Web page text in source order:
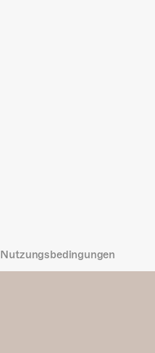
Nutzungsbedingungen